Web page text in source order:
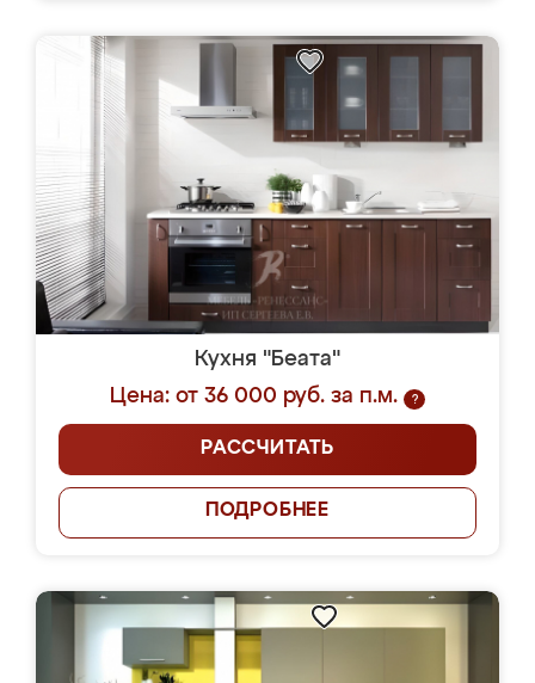
Кухня "Беата"
Цена: от 36 000 руб. за п.м.
?
РАССЧИТАТЬ
ПОДРОБНЕЕ